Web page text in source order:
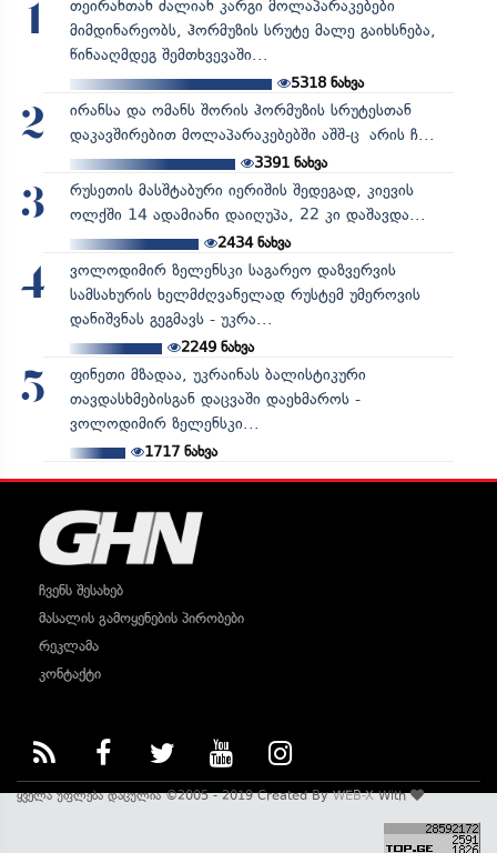
1
თეირანთან ძალიან კარგი მოლაპარაკებები
მიმდინარეობს, ჰორმუზის სრუტე მალე გაიხსნება,
წინააღმდეგ შემთხვევაში...
5318 ნახვა
2
ირანსა და ომანს შორის ჰორმუზის სრუტესთან
დაკავშირებით მოლაპარაკებებში აშშ-ც არის ჩ...
3391ნახვა
3
რუსეთის მასშტაბური იერიშის შედეგად, კიევის
ოლქში 14 ადამიანი დაიღუპა, 22 კი დაშავდა...
2434ნახვა
4
ვოლოდიმირ ზელენსკი საგარეო დაზვერვის
სამსახურის ხელმძღვანელად რუსტემ უმეროვის
დანიშვნას გეგმავს - უკრა...
2249ნახვა
5
ფინეთი მზადაა, უკრაინას ბალისტიკური
თავდასხმებისგან დაცვაში დაეხმაროს -
ვოლოდიმირ ზელენსკი...
1717ნახვა
ჩვენს შესახებ
მასალის გამოყენების პირობები
რეკლამა
კონტაქტი
ყველა უფლება დაცულია ©2005 - 2019 Created ByWEB-XWith